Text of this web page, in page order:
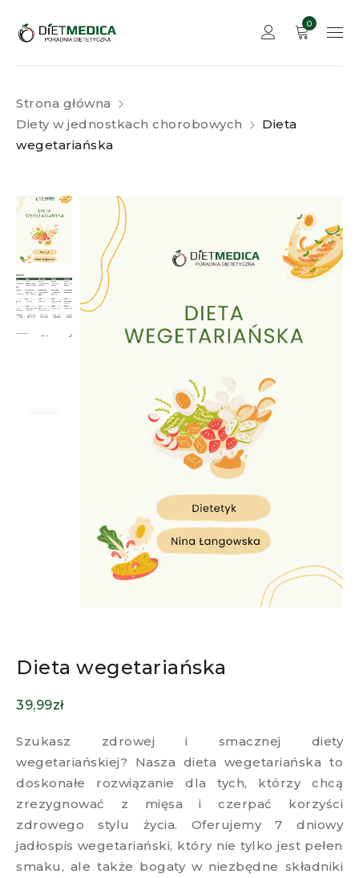
0
Strona główna
Diety w jednostkach chorobowych
Dieta
wegetariańska
Dieta wegetariańska
39,99zł
Szukasz zdrowej i smacznej diety
wegetariańskiej? Nasza dieta wegetariańska to
doskonałe rozwiązanie dla tych, którzy chcą
zrezygnować z mięsa i czerpać korzyści
zdrowego stylu życia. Oferujemy 7 dniowy
jadłospis wegetariański, który nie tylko jest pełen
smaku, ale także bogaty w niezbędne składniki